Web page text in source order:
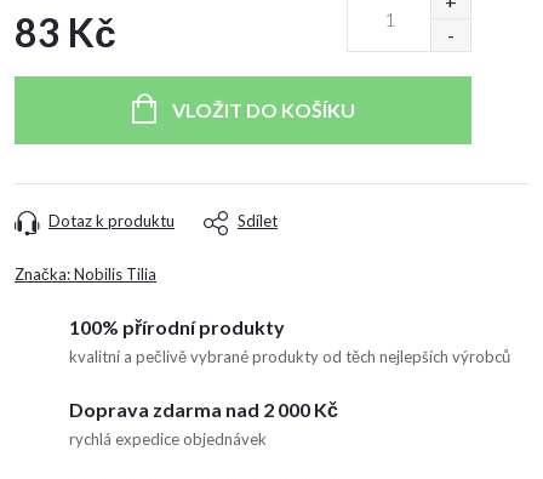
83 Kč
VLOŽIT DO KOŠÍKU
Dotaz k produktu Sdílet
Značka:Nobilis Tilia
100% přírodní produkty
kvalitní a pečlivě vybrané produkty od těch nejlepších výrobců
Doprava zdarma nad 2 000 Kč
rychlá expedice objednávek